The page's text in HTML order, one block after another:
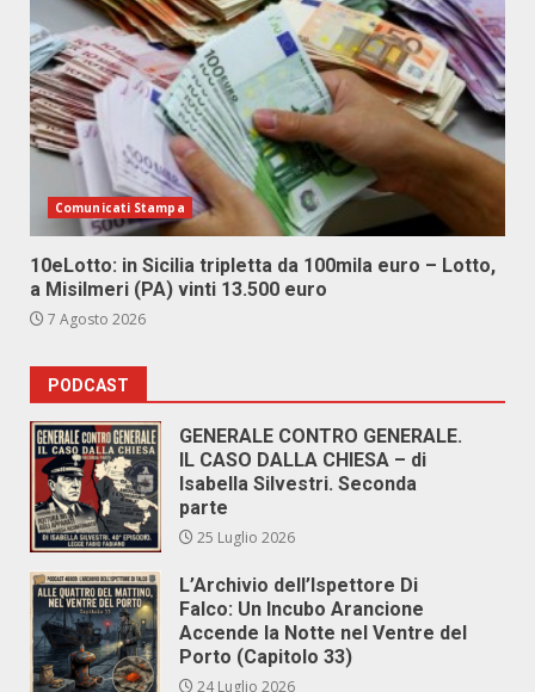
Comunicati Stampa
10eLotto: in Sicilia tripletta da 100mila euro – Lotto,
a Misilmeri (PA) vinti 13.500 euro
7 Agosto 2026
PODCAST
GENERALE CONTRO GENERALE.
IL CASO DALLA CHIESA – di
Isabella Silvestri. Seconda
parte
25 Luglio 2026
L’Archivio dell’Ispettore Di
Falco: Un Incubo Arancione
Accende la Notte nel Ventre del
Porto (Capitolo 33)
24 Luglio 2026